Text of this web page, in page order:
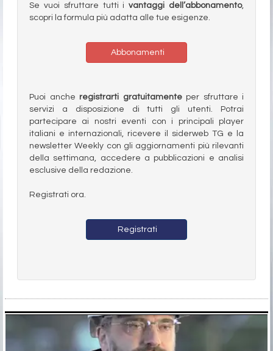
Se vuoi sfruttare tutti ivantaggi dell’abbonamento,
scopri la formula più adatta alle tue esigenze.
Abbonamenti
Puoi anche registrarti gratuitamenteper sfruttare i
servizi a disposizione di tutti gli utenti. Potrai
partecipare ai nostri eventi con i principali player
italiani e internazionali, ricevere il siderweb TG e la
newsletter Weekly con gli aggiornamenti più rilevanti
della settimana, accedere a pubblicazioni e analisi
esclusive della redazione.
Registrati ora.
Registrati